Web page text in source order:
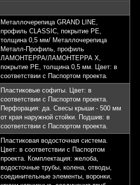
Металлочерепица GRAND LINE,
профиль CLASSIC, покрытие PE,
толщина 0,5 мм/ Металлочерепица
Металл-Профиль, профиль
ЛАМОНТЕРРА/ЛАМОНТЕРРА Х,
покрытие PE, толщина 0,5 мм. Цвет: в
соответствии с Паспортом проекта.
Пластиковые софиты. Цвет: в
соответствии с Паспортом проекта.
Перфорация: да. Свесы крыши - 500 мм
от края наружной стойки. Подшив: в
соответствии с Паспортом проекта.
Пластиковая водосточная система.
Цвет: в соответствии с Паспортом
проекта. Комплектация: желоба,
водосточные трубы, колена, отводы,
соединительные элементы, воронки,